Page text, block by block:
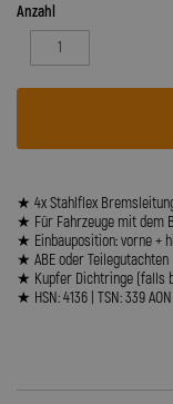
Anzahl
★ 4x Stahlflex
★ Für Fahrzeuge mit dem
★ Einbauposition: vorne +
★ ABE oder Teilegutachten
★ Kupfer Dichtringe (falls
★ HSN: 4136 | TSN: 339 AON